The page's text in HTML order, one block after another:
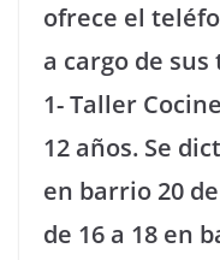
ofrece el
a cargo de
1- Taller
12 años. Se
en barrio 20
de 16 a 18 en